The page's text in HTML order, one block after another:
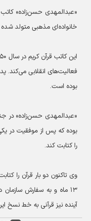
خانواده‌ای مذهبی متولد شده
فعالیت‌های انقلابی می‌کند.
بوده است.
«عبدالمهدی حسن‌زاده» در جنگ
بوده که پس از موفقیت در
را کتابت کند.
وی تاکنون دو بار قرآن را
۱۳ ماه و به سفارش سازمان
آینده نیز قرآنی به خط نسخ